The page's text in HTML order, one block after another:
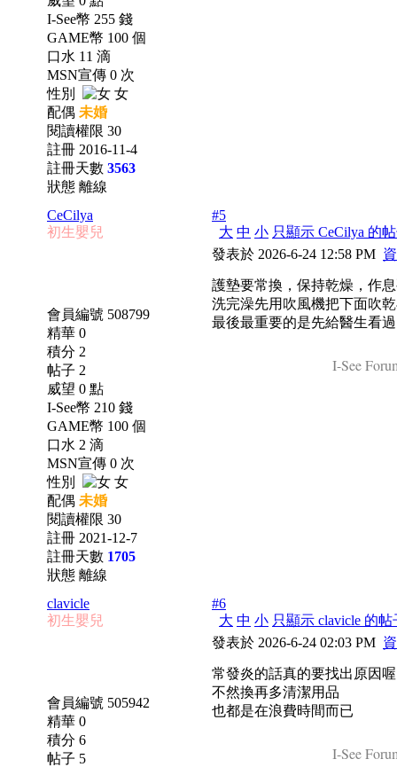
I-See幣 255 錢
GAME幣 100 個
口水 11 滴
MSN宣傳 0 次
性別
女
配偶 未婚
閱讀權限 30
註冊 2016-11-4
註冊天數 3563
狀態 離線
CeCilya
初生嬰兒
會員編號 508799
精華 0
積分 2
帖子 2
威望 0 點
I-See幣 210 錢
GAME幣 100 個
口水 2 滴
MSN宣傳 0 次
性別
女
配偶 未婚
閱讀權限 30
註冊 2021-12-7
註冊天數 1705
狀態 離線
#5
大 中 小 只顯示 CeCilya 的
發表於 2026-6-24 12:58 PM
護墊要常換，保持乾燥，作
洗完澡先用吹風機把下面吹
最後最重要的是先給醫生看過
I-See
clavicle
初生嬰兒
會員編號 505942
精華 0
積分 6
帖子 5
#6
大 中 小 只顯示 clavicle 的帖
發表於 2026-6-24 02:03 PM
常發炎的話真的要找出原因喔
不然換再多清潔用品
也都是在浪費時間而已
I-See